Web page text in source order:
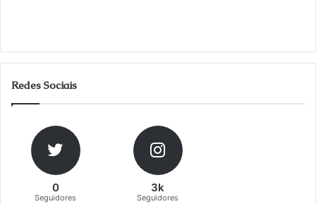
Redes Sociais
0
Seguidores
3k
Seguidores